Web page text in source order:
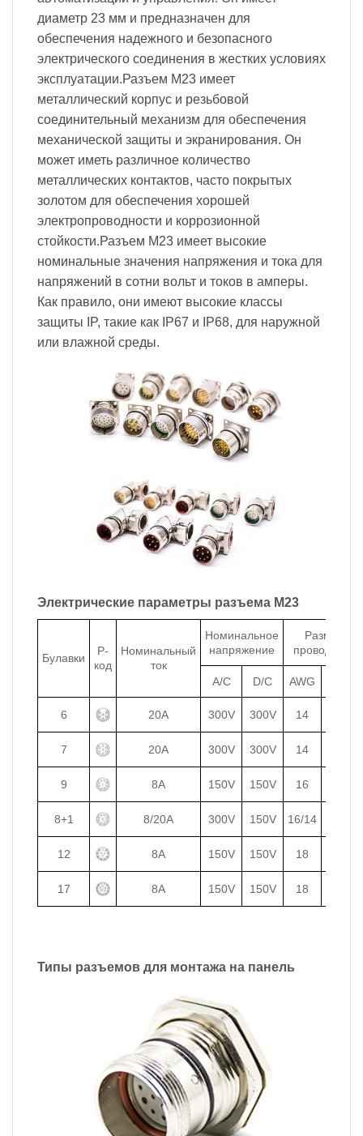
диаметр 23 мм и предназначен для
обеспечения надежного и безопасного
электрического соединения в жестких условиях
эксплуатации.Разъем M23 имеет
металлический корпус и резьбовой
соединительный механизм для обеспечения
механической защиты и экранирования. Он
может иметь различное количество
металлических контактов, часто покрытых
золотом для обеспечения хорошей
электропроводности и коррозионной
стойкости.Разъем M23 имеет высокие
номинальные значения напряжения и тока для
напряжений в сотни вольт и токов в амперы.
Как правило, они имеют высокие классы
защиты IP, такие как IP67 и IP68, для наружной
или влажной среды.
Электрические параметры разъема M23
Булавки
P-
код
Номинальный
ток
Номинальное
напряжение
Размер
проводника
A/C D/C AWG
6 20A 300V 300V 14
7 20A 300V 300V 14
9 8A 150V 150V 16
8+1 8/20A 300V 150V 16/14
12 8A 150V 150V 18
17 8A 150V 150V 18
Типы разъемов для монтажа на панель